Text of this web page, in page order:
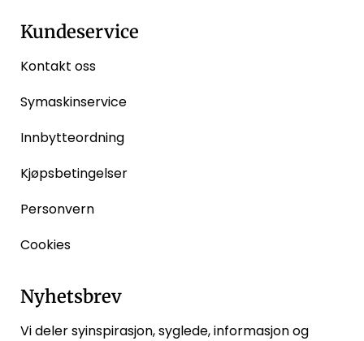
Kundeservice
Kontakt oss
Symaskinservice
Innbytteordning
Kjøpsbetingelser
Personvern
Cookies
Nyhetsbrev
Vi deler syinspirasjon, syglede, informasjon og